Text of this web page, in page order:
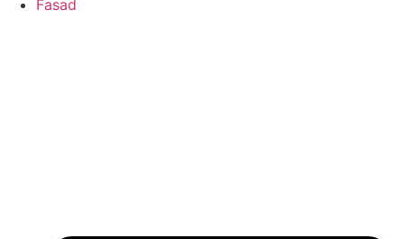
Fasad